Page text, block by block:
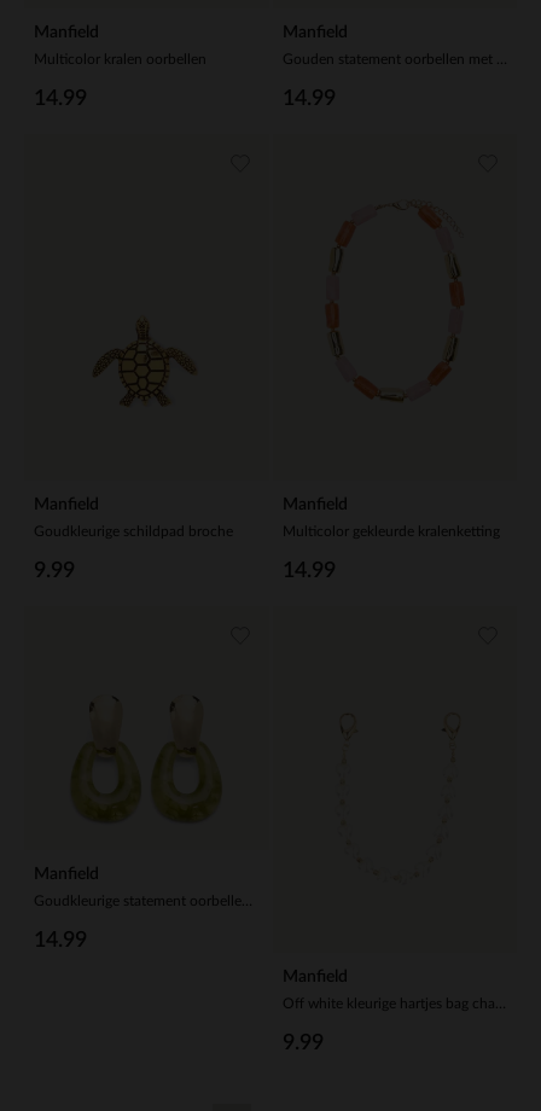
Manfield
Multicolor kralen oorbellen
14.99
Manfield
14.99
Manfield
Goudkleurige schildpad broche
9.99
Manfield
Multicolor gekleurde kralenketting
14.99
Manfield
14.99
Manfield
9.99